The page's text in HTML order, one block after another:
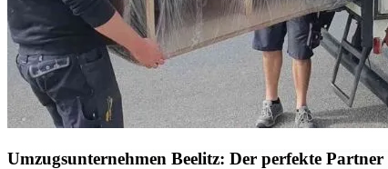
Umzugsunternehmen Beelitz: Der perfekte